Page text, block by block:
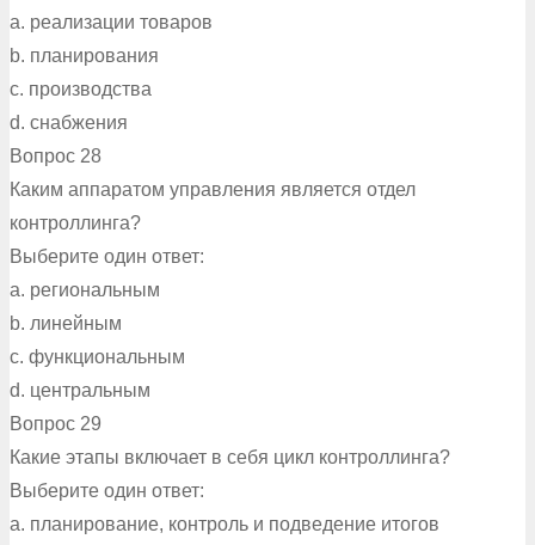
a. реализации товаров
b. планирования
c. производства
d. снабжения
Вопрос 28
Каким аппаратом управления является отдел
контроллинга?
Выберите один ответ:
a. региональным
b. линейным
c. функциональным
d. центральным
Вопрос 29
Какие этапы включает в себя цикл контроллинга?
Выберите один ответ:
a. планирование, контроль и подведение итогов